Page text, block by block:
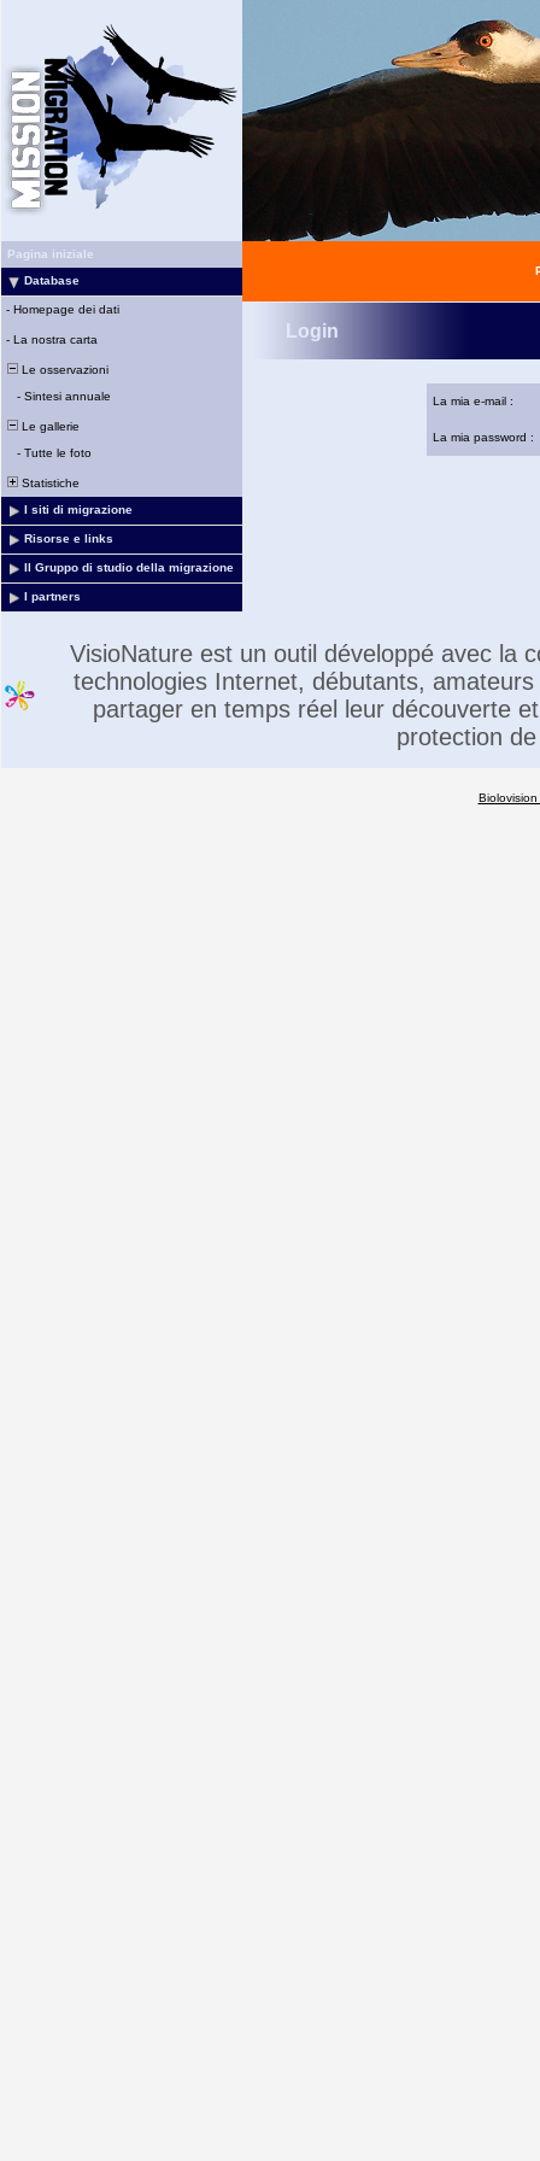
Pagina iniziale
Database
- Homepage dei dati
- La nostra carta
Le osservazioni
- Sintesi annuale
Le gallerie
- Tutte le foto
Statistiche
I siti di migrazione
Risorse e links
Il Gruppo di studio della migrazione
I partners
Login
La mia e-mail :
La mia password :
VisioNature est un outil développé avec la
technologies Internet, débutants,
partager en temps réel leur découverte
protection
Biolovision